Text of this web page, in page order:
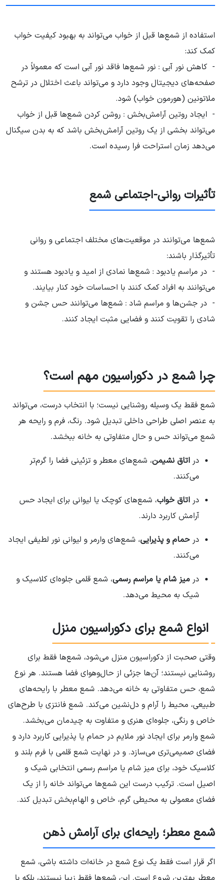
استفاده از شمع‌ها قبل از خواب می‌تواند به بهبود کیفیت خواب
کمک کند:
- کاهش نور آبی : نور شمع‌ها فاقد نور آبی است که معمولاً در
صفحه‌های دیجیتال وجود دارد و می‌تواند باعث اختلال در ترشح
ملاتونین (هورمون خواب) شود.
- ایجاد روتین آرامش‌بخش : روشن کردن شمع‌ها قبل از خواب
می‌تواند بخشی از یک روتین آرامش‌بخش باشد که به بدن سیگنال
می‌دهد زمان استراحت فرا رسیده است.
تأثیرات روانی-اجتماعی شمع
شمع‌ها می‌توانند در موقعیت‌های مختلف اجتماعی و روانی
تأثیرگذار باشند:
- در مراسم یادبود : شمع‌ها نمادی از امید و یادبود هستند و
می‌توانند به افراد کمک کنند با احساسات خود کنار بیایند.
- در جشن‌ها و مراسم شاد : شمع‌ها می‌توانند حس جشن و
شادی را تقویت کنند و فضایی مثبت ایجاد کنند.
چرا شمع در دکوراسیون مهم است؟
شمع فقط یک وسیله روشنایی نیست؛ با انتخاب درست، می‌تواند
به عنصر اصلی طراحی داخلی تبدیل شود. رنگ، فرم و رایحه هر
شمع می‌تواند حس و حال متفاوتی به خانه ببخشد.
در اتاق نشیمن، شمع‌های معطر و تزئینی فضا را گرم‌تر
می‌کنند.
در اتاق خواب، شمع‌های کوچک یا لیوانی برای ایجاد حس
آرامش کاربرد دارند.
در حمام و پذیرایی، شمع‌های وارمر و لیوانی نور لطیفی ایجاد
می‌کنند.
در میز شام یا مراسم رسمی، شمع قلمی جلوه‌ای کلاسیک و
شیک به محیط می‌دهد.
انواع شمع برای دکوراسیون منزل
وقتی صحبت از دکوراسیون منزل می‌شود، شمع‌ها فقط برای
روشنایی نیستند؛ آن‌ها جزئی از حال‌و‌هوای فضا هستند. هر نوع
شمع، حس متفاوتی به خانه می‌دهد. شمع معطر با رایحه‌های
طبیعی، محیط را آرام و دل‌نشین می‌کند. شمع فانتزی با طرح‌های
خاص و رنگی، جلوه‌ای هنری و متفاوت به چیدمان می‌بخشد.
شمع وارمر برای ایجاد نور ملایم در حمام یا پذیرایی کاربرد دارد و
فضای صمیمی‌تری می‌سازد. و در نهایت شمع قلمی با فرم بلند و
کلاسیک خود، برای میز شام یا مراسم رسمی انتخابی شیک و
اصیل است. ترکیب درست این شمع‌ها می‌تواند خانه را از یک
فضای معمولی به محیطی گرم، خاص و الهام‌بخش تبدیل کند.
شمع معطر؛ رایحه‌ای برای آرامش ذهن
اگر قرار است فقط یک نوع شمع در خانه‌ات داشته باشی، شمع